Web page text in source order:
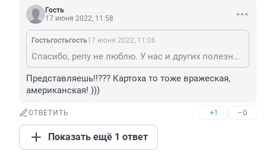
Гость
17 июня 2022, 11:58
Гостьгостьгость17 июня 2022, 11:06
Спасибо, репу не люблю. У нас и других полезных продуктов хватает😋
Представляешь!!??? Картоха то тоже вражеская,
американская! )))
ОТВЕТИТЬ +1 –0
Показать ещё 1 ответ